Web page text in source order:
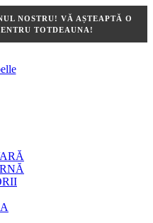
NOSTRU! VĂ AȘTEAPTĂ O
TOTDEAUNA!